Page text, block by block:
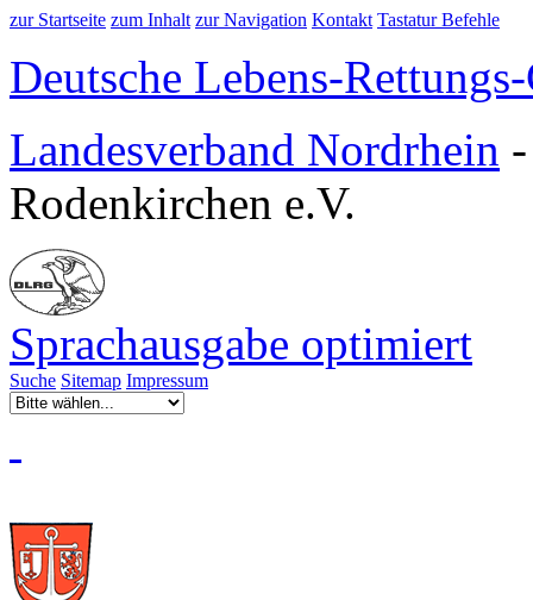
zur Startseite zum Inhalt zur Navigation Kontakt Tastatur Befehle
Deutsche Lebens-
Landesverband Nordrhein
Rodenkirchen e.V.
Sprachausgabe optimiert
Suche Sitemap Impressum